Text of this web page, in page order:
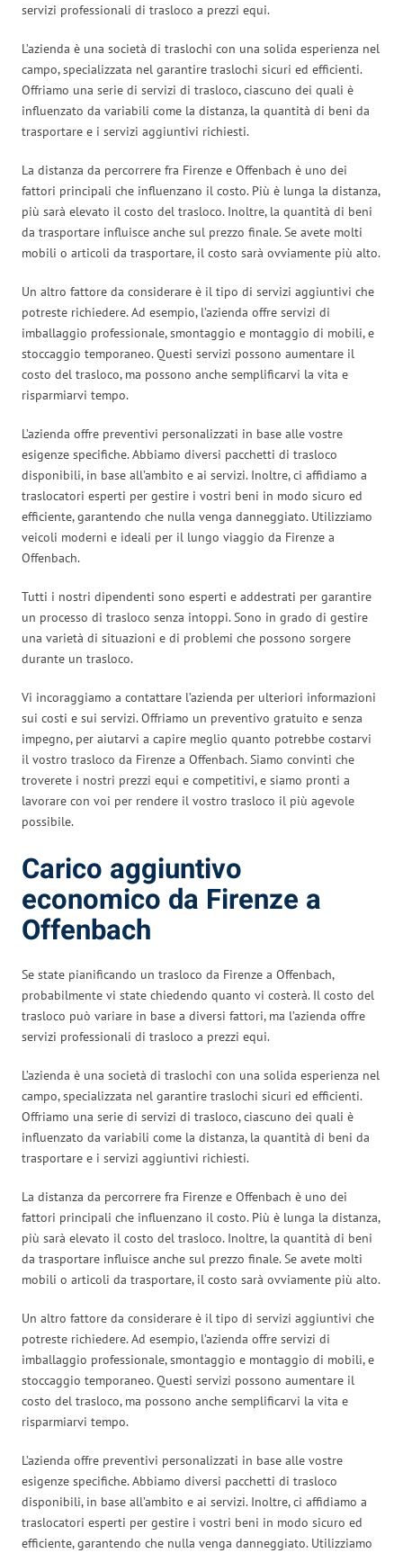
servizi professionali di trasloco a prezzi equi.
L’azienda è una società di traslochi con una solida esperienza nel
campo, specializzata nel garantire traslochi sicuri ed efficienti.
Offriamo una serie di servizi di trasloco, ciascuno dei quali è
influenzato da variabili come la distanza, la quantità di beni da
trasportare e i servizi aggiuntivi richiesti.
La distanza da percorrere fra Firenze e Offenbach è uno dei
fattori principali che influenzano il costo. Più è lunga la distanza,
più sarà elevato il costo del trasloco. Inoltre, la quantità di beni
da trasportare influisce anche sul prezzo finale. Se avete molti
mobili o articoli da trasportare, il costo sarà ovviamente più alto.
Un altro fattore da considerare è il tipo di servizi aggiuntivi che
potreste richiedere. Ad esempio, l’azienda offre servizi di
imballaggio professionale, smontaggio e montaggio di mobili, e
stoccaggio temporaneo. Questi servizi possono aumentare il
costo del trasloco, ma possono anche semplificarvi la vita e
risparmiarvi tempo.
L’azienda offre preventivi personalizzati in base alle vostre
esigenze specifiche. Abbiamo diversi pacchetti di trasloco
disponibili, in base all’ambito e ai servizi. Inoltre, ci affidiamo a
traslocatori esperti per gestire i vostri beni in modo sicuro ed
efficiente, garantendo che nulla venga danneggiato. Utilizziamo
veicoli moderni e ideali per il lungo viaggio da Firenze a
Offenbach.
Tutti i nostri dipendenti sono esperti e addestrati per garantire
un processo di trasloco senza intoppi. Sono in grado di gestire
una varietà di situazioni e di problemi che possono sorgere
durante un trasloco.
Vi incoraggiamo a contattare l’azienda per ulteriori informazioni
sui costi e sui servizi. Offriamo un preventivo gratuito e senza
impegno, per aiutarvi a capire meglio quanto potrebbe costarvi
il vostro trasloco da Firenze a Offenbach. Siamo convinti che
troverete i nostri prezzi equi e competitivi, e siamo pronti a
lavorare con voi per rendere il vostro trasloco il più agevole
possibile.
Carico aggiuntivo
economico da Firenze a
Offenbach
Se state pianificando un trasloco da Firenze a Offenbach,
probabilmente vi state chiedendo quanto vi costerà. Il costo del
trasloco può variare in base a diversi fattori, ma l’azienda offre
servizi professionali di trasloco a prezzi equi.
L’azienda è una società di traslochi con una solida esperienza nel
campo, specializzata nel garantire traslochi sicuri ed efficienti.
Offriamo una serie di servizi di trasloco, ciascuno dei quali è
influenzato da variabili come la distanza, la quantità di beni da
trasportare e i servizi aggiuntivi richiesti.
La distanza da percorrere fra Firenze e Offenbach è uno dei
fattori principali che influenzano il costo. Più è lunga la distanza,
più sarà elevato il costo del trasloco. Inoltre, la quantità di beni
da trasportare influisce anche sul prezzo finale. Se avete molti
mobili o articoli da trasportare, il costo sarà ovviamente più alto.
Un altro fattore da considerare è il tipo di servizi aggiuntivi che
potreste richiedere. Ad esempio, l’azienda offre servizi di
imballaggio professionale, smontaggio e montaggio di mobili, e
stoccaggio temporaneo. Questi servizi possono aumentare il
costo del trasloco, ma possono anche semplificarvi la vita e
risparmiarvi tempo.
L’azienda offre preventivi personalizzati in base alle vostre
esigenze specifiche. Abbiamo diversi pacchetti di trasloco
disponibili, in base all’ambito e ai servizi. Inoltre, ci affidiamo a
traslocatori esperti per gestire i vostri beni in modo sicuro ed
efficiente, garantendo che nulla venga danneggiato. Utilizziamo